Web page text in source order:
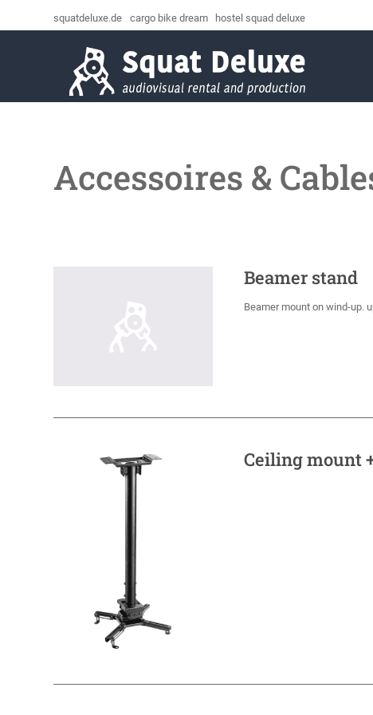
squatdeluxe.de cargo bike dream hostel squad deluxe
Accessoires &
Beamer stand
Beamer mount on wind-up.
Ceiling mount